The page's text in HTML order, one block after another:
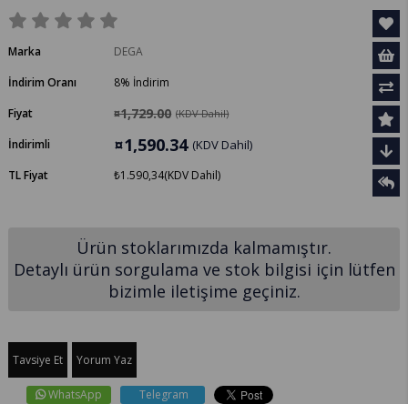
Marka
DEGA
İndirim Oranı
%
8
İndirim
Fiyat
¤1,729.00 (KDV Dahil)
İndirimli ¤1,590.34 (KDV Dahil)
TL Fiyat ₺1.590,34(KDV Dahil)
Ürün stoklarımızda kalmamıştır.
Detaylı ürün sorgulama ve stok bilgisi için lütfen
bizimle iletişime geçiniz.
Tavsiye Et Yorum Yaz
WhatsApp Telegram